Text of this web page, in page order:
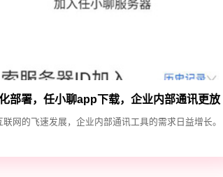
部署，任小聊app下载，企业内部通讯更放
联网的飞速发展，企业内部通讯工具的需求日益增长。